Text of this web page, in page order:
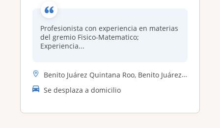
Profesionista con experiencia en materias
del gremio Fisico-Matematico;
Experiencia...
Benito Juárez Quintana Roo, Benito Juárez (Quintana Roo), Isla Mujeres...
Se desplaza a domicilio